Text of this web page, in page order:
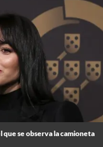
se observa la camioneta